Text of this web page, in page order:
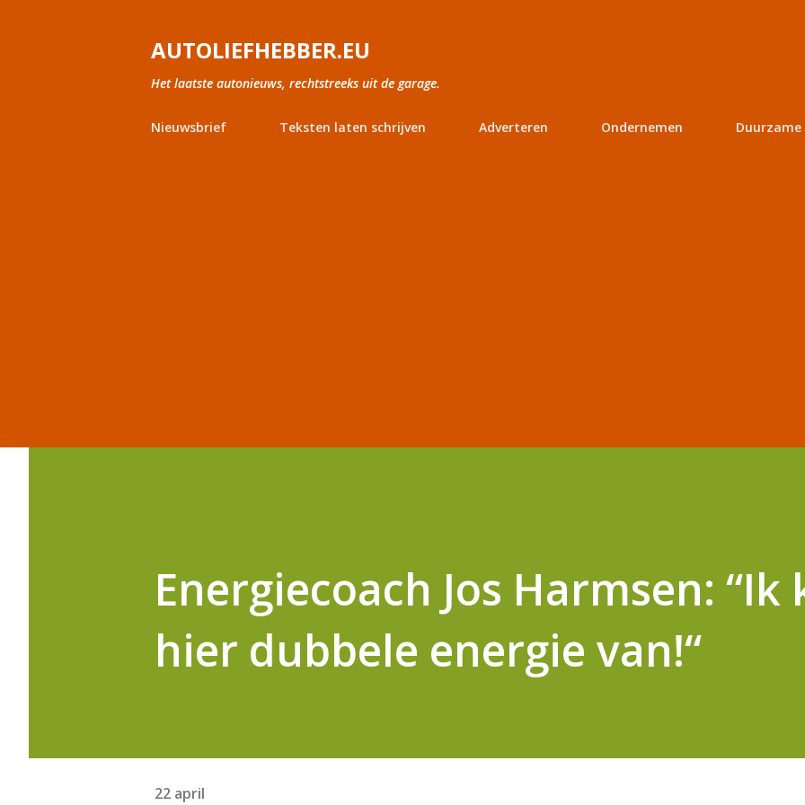
AUTOLIEFHEBBER.EU
Het laatste autonieuws, rechtstreeks uit de garage.
Nieuwsbrief Teksten laten schrijven Adverteren Ondernemen Duurzame
Energiecoach Jos Harmsen: “Ik
hier dubbele energie van!“
22 april